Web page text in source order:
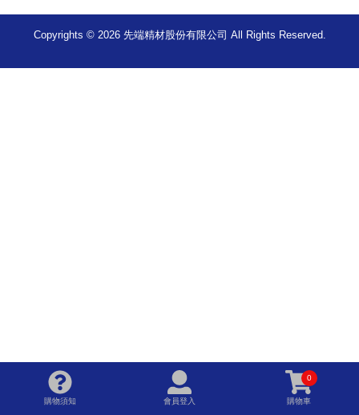
購物車
0
會員登入
購物須知
Copyrights © 2026 先端精材股份有限公司 All Rights Reserved.